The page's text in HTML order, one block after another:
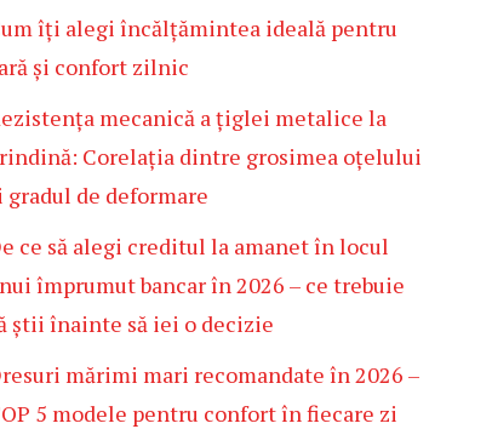
îți alegi încălțămintea ideală pentru
și confort zilnic
mecanică a țiglei metalice la
Corelația dintre grosimea oțelului
gradul de deformare
ce să alegi creditul la amanet în locul
împrumut bancar în 2026 – ce trebuie
știi înainte să iei o decizie
mărimi mari recomandate în 2026 –
5 modele pentru confort în fiecare zi